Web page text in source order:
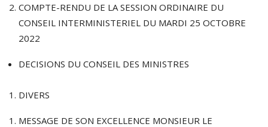
COMPTE-RENDU DE LA SESSION ORDINAIRE DU
CONSEIL INTERMINISTERIEL DU MARDI 25 OCTOBRE
2022
DECISIONS DU CONSEIL DES MINISTRES
DIVERS
MESSAGE DE SON EXCELLENCE MONSIEUR LE